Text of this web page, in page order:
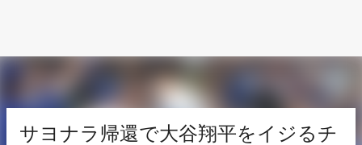
サヨナラ帰還で大谷翔平をイジるチ